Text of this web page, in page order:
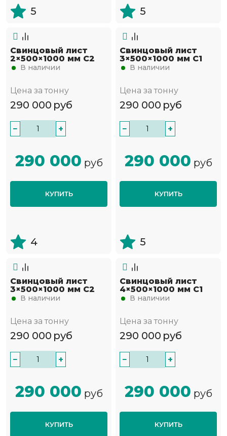
5 5
Свинцовый лист
2×500×1000 мм С2
В наличии
Цена за тонну
290 000 руб
− +
290 000 руб
КУПИТЬ
4
Свинцовый лист
3×500×1000 мм С1
В наличии
Цена за тонну
290 000 руб
− +
290 000 руб
КУПИТЬ
5
Свинцовый лист
3×500×1000 мм С2
В наличии
Цена за тонну
290 000 руб
− +
290 000 руб
КУПИТЬ
Свинцовый лист
4×500×1000 мм С1
В наличии
Цена за тонну
290 000 руб
− +
290 000 руб
КУПИТЬ